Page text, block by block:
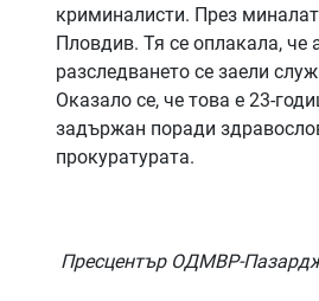
криминалисти. През
Пловдив. Тя се оплакала, че
разследването се заели
Оказало се, че това е 23-
задържан поради
прокуратурата.
Пресцентър ОДМВР-